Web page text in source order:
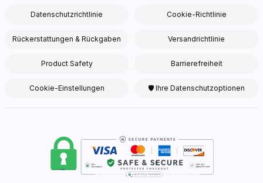
Datenschutzrichtlinie Cookie-Richtlinie
Rückerstattungen & Rückgaben Versandrichtlinie
Product Safety Barrierefreiheit
Cookie-Einstellungen 🛡 Ihre Datenschutzoptionen